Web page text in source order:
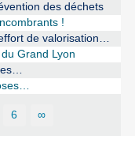
des déchets
!
de valorisation…
Grand Lyon
6 ∞